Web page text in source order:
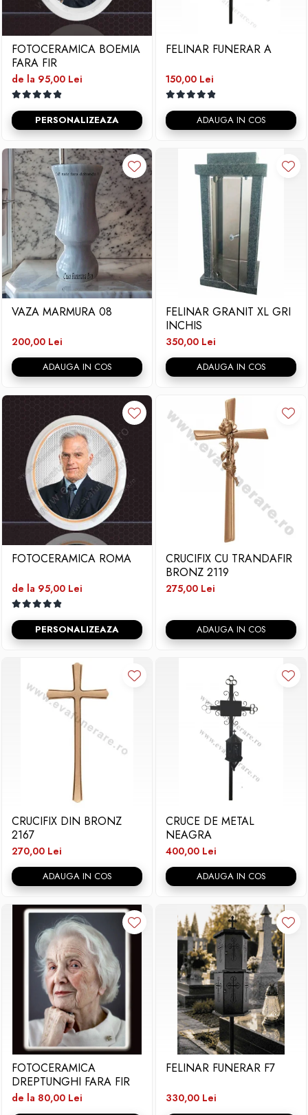
FOTOCERAMICA BOEMIA
FARA FIR
de la 95,00 Lei
PERSONALIZEAZA
FELINAR FUNERAR A
150,00 Lei
ADAUGA IN COS
VAZA MARMURA 08
200,00 Lei
ADAUGA IN COS
FELINAR GRANIT XL GRI
INCHIS
350,00 Lei
ADAUGA IN COS
FOTOCERAMICA ROMA
de la 95,00 Lei
PERSONALIZEAZA
CRUCIFIX CU TRANDAFIR
BRONZ 2119
275,00 Lei
ADAUGA IN COS
CRUCIFIX DIN BRONZ
2167
270,00 Lei
ADAUGA IN COS
CRUCE DE METAL
NEAGRA
400,00 Lei
ADAUGA IN COS
FOTOCERAMICA
DREPTUNGHI FARA FIR
de la 80,00 Lei
FELINAR FUNERAR F7
330,00 Lei